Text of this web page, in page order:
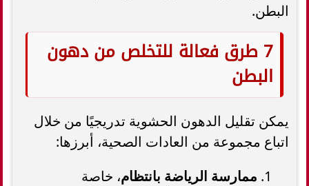
البطن.
7 طرق فعالة للتخلص من دهون
البطن
يمكن تقليل الدهون الحشوية تدريجيًا من خلال
اتباع مجموعة من العادات الصحية، أبرزها:
ممارسة الرياضة بانتظام، خاصة